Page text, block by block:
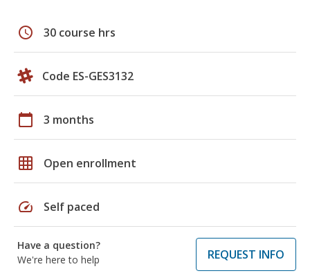
schedule 30 course hrs
Code ES-GES3132
calendar_today 3 months
grid_on Open enrollment
speed Self paced
Have a question?
We're here to help
REQUEST INFO